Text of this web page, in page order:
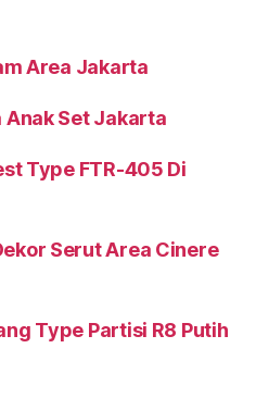
Area Jakarta
Anak Set Jakarta
Type FTR-405 Di
Serut Area Cinere
Type Partisi R8 Putih